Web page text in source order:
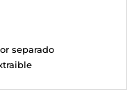
separado